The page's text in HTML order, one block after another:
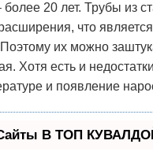
более 20 лет. Трубы из
что
их можно
Хотя есть и
и появление
В ТОП